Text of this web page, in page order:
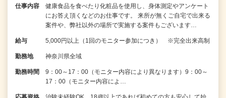
仕事内容
健康食品を食べたり化粧品を使用し、身体測定やアンケート
にお答え頂くなどのお仕事です。 来所が無くご自宅で出来る
案件や、弊社以外の場所で実施する案件もございます…
給与 5,000円以上（1回のモニター参加につき） ※完全出来高制
勤務地 神奈川県全域
勤務時間
9：00～17：00（モニター内容により異なります）9：00～
17：00（モニター内容によ…